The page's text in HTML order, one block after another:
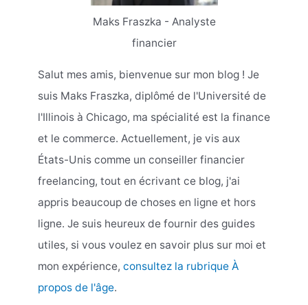
Maks Fraszka - Analyste
financier
Salut mes amis, bienvenue sur mon blog ! Je
suis Maks Fraszka, diplômé de l'Université de
l'Illinois à Chicago, ma spécialité est la finance
et le commerce. Actuellement, je vis aux
États-Unis comme un conseiller financier
freelancing, tout en écrivant ce blog, j'ai
appris beaucoup de choses en ligne et hors
ligne. Je suis heureux de fournir des guides
utiles, si vous voulez en savoir plus sur moi et
mon expérience, consultez la rubrique À
propos de l'âge.